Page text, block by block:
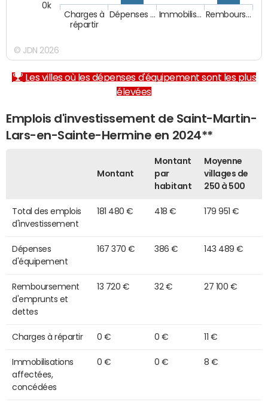
Charges à
répartir
Dépenses … Immobilis… Rembours…
0k
© JDN 2026
Les villes où les dépenses d'équipement sont les plus
élevées
Emplois d'investissement de Saint-Martin-
Lars-en-Sainte-Hermine en 2024**
Montant
Montant
par
habitant
Moyenne
villages de
250 à 500
Total des emplois
d'investissement
181 480 € 418 € 179 951 €
Dépenses
d'équipement
167 370 € 386 € 143 489 €
Remboursement
d'emprunts et
dettes
13 720 € 32 € 27 100 €
Charges à répartir 0 € 0 € 11 €
Immobilisations
affectées,
concédées
0 € 0 € 8 €